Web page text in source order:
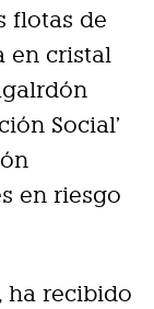
flotas de
en cristal
Social’
en riesgo
ha recibido